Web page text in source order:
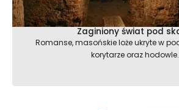
Zaginiony świat pod
Romanse, masońskie loże ukryte w
korytarze oraz